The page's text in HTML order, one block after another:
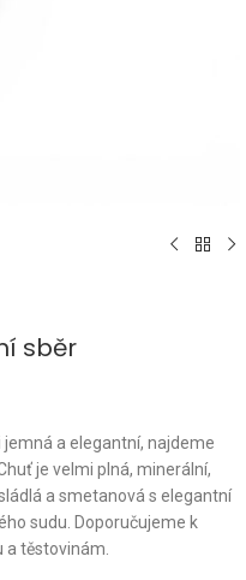
sběr
jemná a elegantní, najdeme
je velmi plná, minerální,
a smetanová s elegantní
sudu. Doporučujeme k
a těstovinám.